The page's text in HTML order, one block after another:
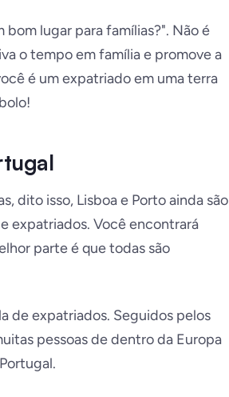
bom lugar para famílias?". Não é
o tempo em família e promove a
é um expatriado em uma terra
dito isso, Lisboa e Porto ainda são
expatriados. Você encontrará
parte é que todas são
de expatriados. Seguidos pelos
pessoas de dentro da Europa